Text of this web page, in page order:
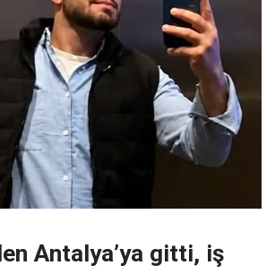
Antalya’ya gitti, iş